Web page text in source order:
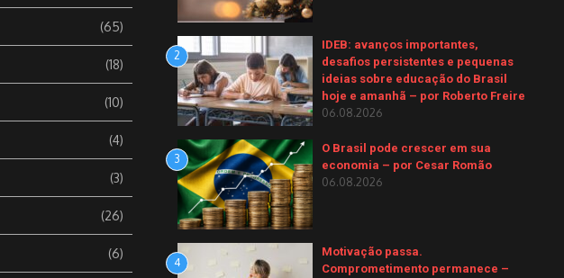
(65)
(18)
(10)
(4)
(3)
(26)
(6)
2
IDEB: avanços importantes,
desafios persistentes e pequenas
ideias sobre educação do Brasil
hoje e amanhã – por Roberto Freire
06.08.2026
3
O Brasil pode crescer em sua
economia – por Cesar Romão
06.08.2026
4
Motivação passa.
Comprometimento permanece –